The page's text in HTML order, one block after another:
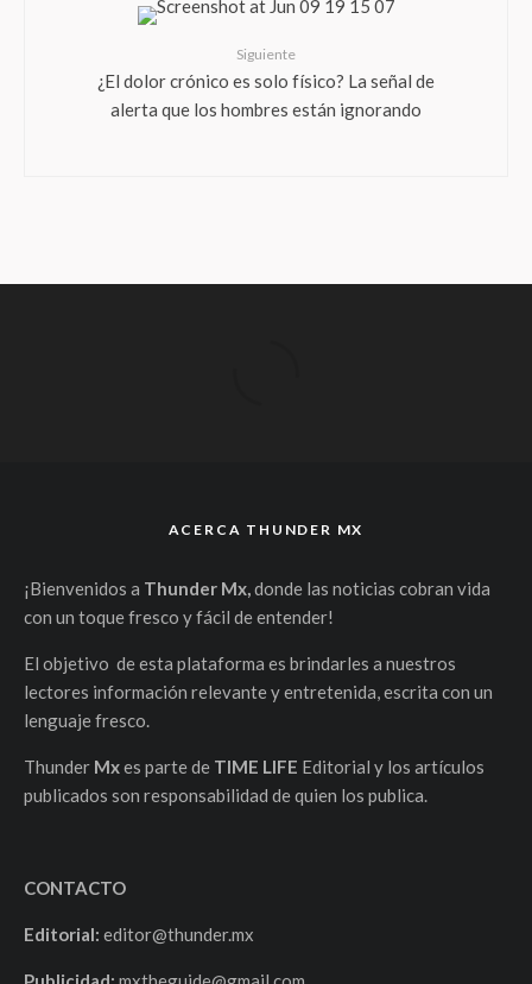
Siguiente
¿El dolor crónico es solo físico? La señal de
alerta que los hombres están ignorando
ACERCA THUNDER MX
¡Bienvenidos a Thunder Mx,donde las noticias cobran vida
con un toque fresco y fácil de entender!
El objetivo de esta plataforma es brindarles a nuestros
lectores información relevante y entretenida, escrita con un
lenguaje fresco.
Thunder Mxes parte de TIME LIFE Editorial y los artículos
publicados son responsabilidad de quien los publica.
CONTACTO
Editorial: editor@thunder.mx